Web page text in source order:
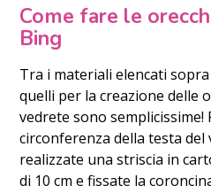
Come fare le
Bing
Tra i materiali elencati
quelli per la creazione delle
vedrete sono
circonferenza della testa
realizzate una striscia in
di 10 cm e fissate la